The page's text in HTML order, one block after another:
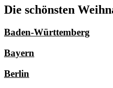
Die schönsten
Baden-Württemberg
Bayern
Berlin